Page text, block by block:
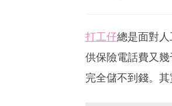
打工仔總是面對人
供保險電話費又
完全儲不到錢。